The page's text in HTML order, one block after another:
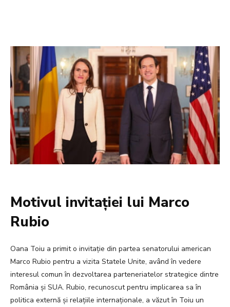
Motivul invitației lui Marco
Rubio
Oana Toiu a primit o invitație din partea senatorului american
Marco Rubio pentru a vizita Statele Unite, având în vedere
interesul comun în dezvoltarea parteneriatelor strategice dintre
România și SUA. Rubio, recunoscut pentru implicarea sa în
politica externă și relațiile internaționale, a văzut în Toiu un